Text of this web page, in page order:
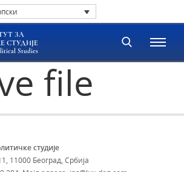
ЗА
СТУДИЈЕ
Studies
file
студије
11000 Београд, Србија